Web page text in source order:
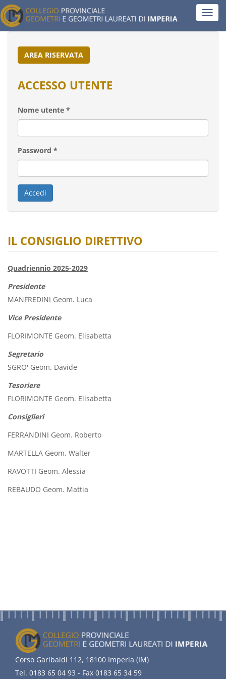
Salta
al
contenuto
principale
AREA RISERVATA
ACCESSO UTENTE
Nome utente *
Password *
Accedi
IL CONSIGLIO DIRETTIVO
Quadriennio 2025-2029
Presidente
MANFREDINI Geom. Luca
Vice Presidente
FLORIMONTE Geom. Elisabetta
Segretario
SGRO' Geom. Davide
Tesoriere
FLORIMONTE Geom. Elisabetta
Consiglieri
FERRANDINI Geom. Roberto
MARTELLA Geom. Walter
RAVOTTI Geom. Alessia
REBAUDO Geom. Mattia
Corso Garibaldi 112, 18100 Imperia (IM)
Tel. 0183 65 04 93 - Fax 0183 65 34 59